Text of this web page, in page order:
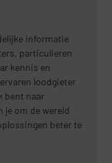
informatie
particulieren
kennis en
loodgieter
bent naar
je om de wereld
beter te